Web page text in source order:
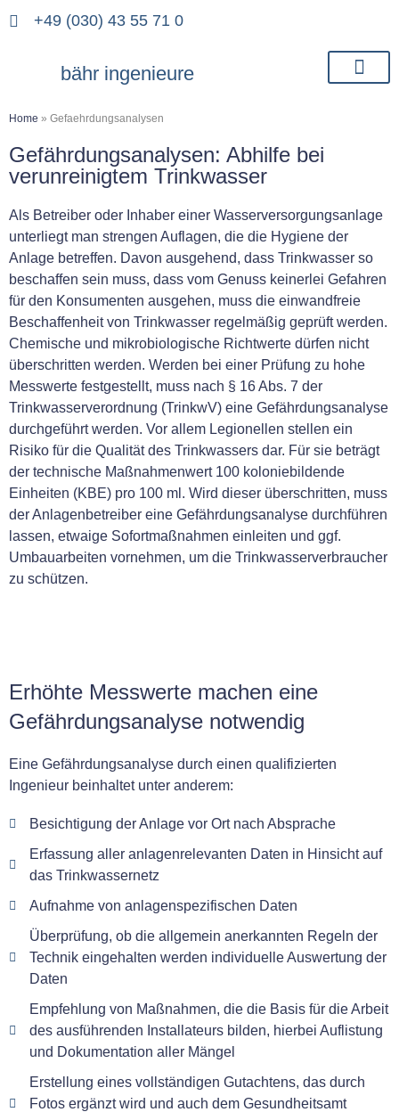
+49 (030) 43 55 71 0
bähr ingenieure
Home » Gefaehrdungsanalysen
Gefährdungsanalysen: Abhilfe bei
verunreinigtem Trinkwasser
Als Betreiber oder Inhaber einer Wasserversorgungsanlage
unterliegt man strengen Auflagen, die die Hygiene der
Anlage betreffen. Davon ausgehend, dass Trinkwasser so
beschaffen sein muss, dass vom Genuss keinerlei Gefahren
für den Konsumenten ausgehen, muss die einwandfreie
Beschaffenheit von Trinkwasser regelmäßig geprüft werden.
Chemische und mikrobiologische Richtwerte dürfen nicht
überschritten werden. Werden bei einer Prüfung zu hohe
Messwerte festgestellt, muss nach § 16 Abs. 7 der
Trinkwasserverordnung (TrinkwV) eine Gefährdungsanalyse
durchgeführt werden. Vor allem Legionellen stellen ein
Risiko für die Qualität des Trinkwassers dar. Für sie beträgt
der technische Maßnahmenwert 100 koloniebildende
Einheiten (KBE) pro 100 ml. Wird dieser überschritten, muss
der Anlagenbetreiber eine Gefährdungsanalyse durchführen
lassen, etwaige Sofortmaßnahmen einleiten und ggf.
Umbauarbeiten vornehmen, um die Trinkwasserverbraucher
zu schützen.
Erhöhte Messwerte machen eine
Gefährdungsanalyse notwendig
Eine Gefährdungsanalyse durch einen qualifizierten
Ingenieur beinhaltet unter anderem:
Besichtigung der Anlage vor Ort nach Absprache
Erfassung aller anlagenrelevanten Daten in Hinsicht auf
das Trinkwassernetz
Aufnahme von anlagenspezifischen Daten
Überprüfung, ob die allgemein anerkannten Regeln der
Technik eingehalten werden individuelle Auswertung der
Daten
Empfehlung von Maßnahmen, die die Basis für die Arbeit
des ausführenden Installateurs bilden, hierbei Auflistung
und Dokumentation aller Mängel
Erstellung eines vollständigen Gutachtens, das durch
Fotos ergänzt wird und auch dem Gesundheitsamt